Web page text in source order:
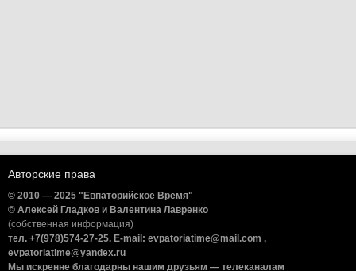
Авторские права
© 2010 — 2025 "Евпаторийское Время"
© Алексей Гладков и Валентина Лавренко
(собственная информация)
тел. +7(978)574-27-25. E-mail: evpatoriatime@mail.com ,
evpatoriatime@yandex.ru
Мы искренне благодарны нашим друзьям — телеканалам